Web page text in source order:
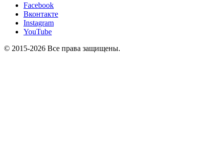
Facebook
Вконтакте
Instagram
YouTube
© 2015-2026 Все права защищены.